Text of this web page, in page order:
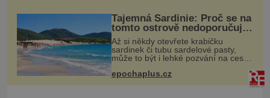
Tajemná Sardinie: Proč se na
tomto ostrově nedoporučuje
pytlovat „mořské
brambory“?
Až si někdy otevřete krabičku
sardinek či tubu sardelové pasty,
může to být i lehké pozvání na cestu
do srdce Středozemního moře, na
ostrov hrdých Sardů. Věděli jste, že
to byl právě italský ostrov Sa
epochaplus.cz